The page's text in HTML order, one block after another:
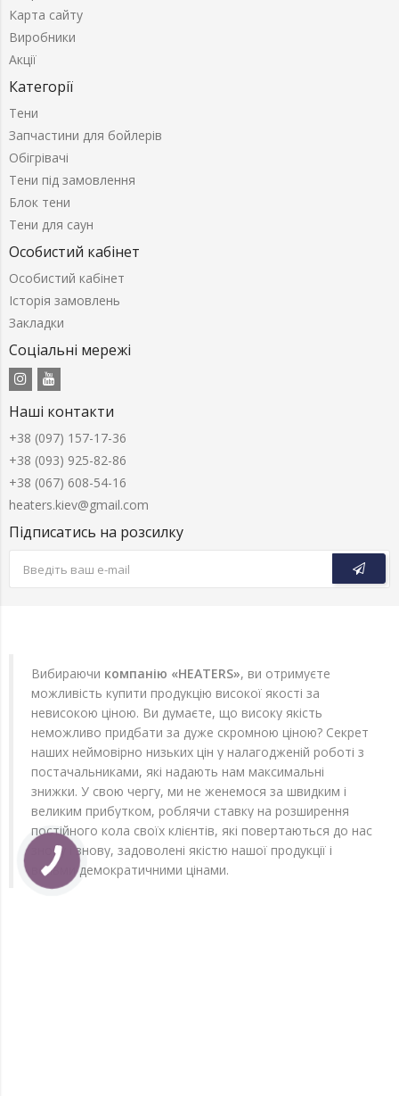
Карта сайту
Виробники
Акції
Категорії
Тени
Запчастини для бойлерів
Обігрівачі
Тени під замовлення
Блок тени
Тени для саун
Особистий кабінет
Особистий кабінет
Історія замовлень
Закладки
Соціальні мережі
Наші контакти
+38 (097) 157-17-36
+38 (093) 925-82-86
+38 (067) 608-54-16
heaters.kiev@gmail.com
Підписатись на розсилку
Вибираючи компанію «HEATERS», ви отримуєте
можливість купити продукцію високої якості за
невисокою ціною. Ви думаєте, що високу якість
неможливо придбати за дуже скромною ціною? Секрет
наших неймовірно низьких цін у налагодженій роботі з
постачальниками, які надають нам максимальні
знижки. У свою чергу, ми не женемося за швидким і
великим прибутком, роблячи ставку на розширення
постійного кола своїх клієнтів, які повертаються до нас
знову і знову, задоволені якістю нашої продукції і
вельми демократичними цінами.